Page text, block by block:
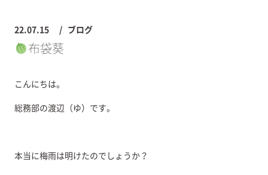
22.07.15 ブログ
布袋葵
こんにちは。
総務部の渡辺（ゆ）です。
本当に梅雨は明けたのでしょうか？